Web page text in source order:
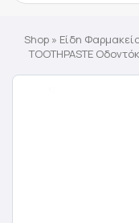
Shop » Είδη
TOOTHPASTE